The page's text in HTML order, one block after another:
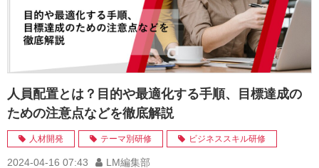
人員配置とは？目的や最適化する手順、目標達成の
ための注意点などを徹底解説
人材開発 テーマ別研修 ビジネススキル研修
2024-04-16 07:43 LM編集部